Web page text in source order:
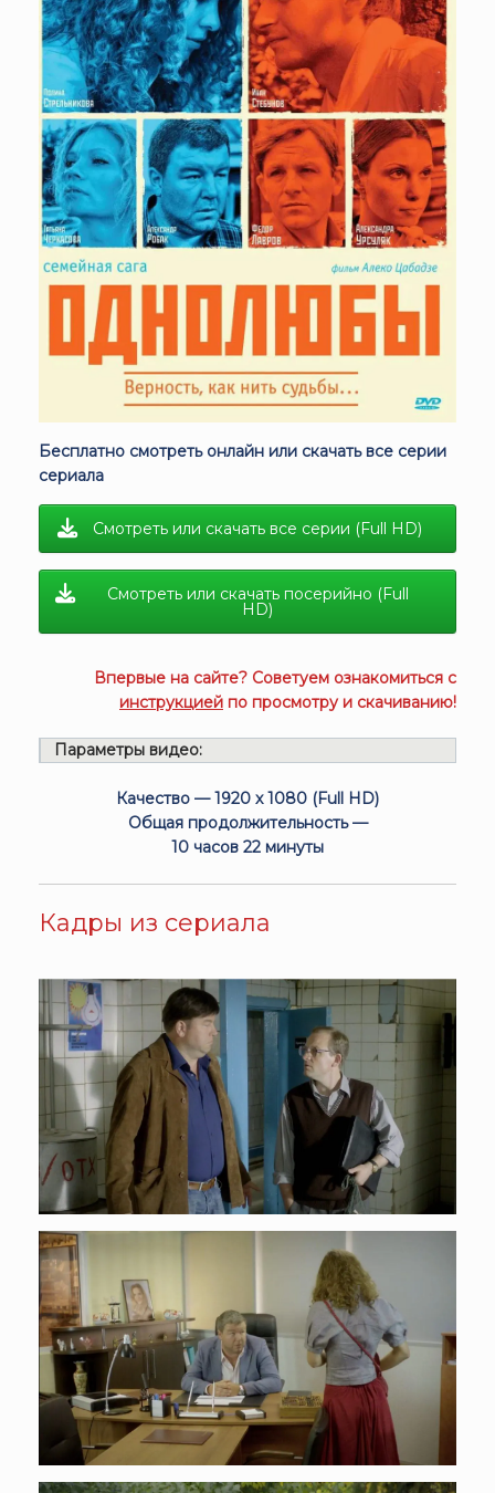
Бесплатно смотреть онлайн или скачать все серии
сериала
Смотреть или скачать все серии (Full HD)
Смотреть или скачать посерийно (Full
HD)
Впервые на сайте? Советуем ознакомиться с
инструкцией по просмотру и скачиванию!
Параметры видео:
Качество — 1920 x 1080 (Full HD)
Общая продолжительность —
10 часов 22 минуты
Кадры из сериала